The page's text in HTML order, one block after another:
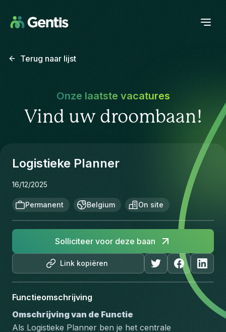
Terug naar lijst
Onze laatste vacatures
Vind uw droombaan!
Logistieke Planner
16/12/2025
Permanent Belgium On site
Link kopiëren
Solliciteer voor deze baan
Functieomschrijving
Omschrijving van de Functie
Als Logistieke Planner ben je het centrale